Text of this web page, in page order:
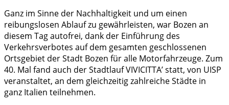
Ganz im Sinne der Nachhaltigkeit und um einen
reibungslosen Ablauf zu gewährleisten, war Bozen an
diesem Tag autofrei, dank der Einführung des
Verkehrsverbotes auf dem gesamten geschlossenen
Ortsgebiet der Stadt Bozen für alle Motorfahrzeuge. Zum
40. Mal fand auch der Stadtlauf VIVICITTA’ statt, von UISP
veranstaltet, an dem gleichzeitig zahlreiche Städte in
ganz Italien teilnehmen.